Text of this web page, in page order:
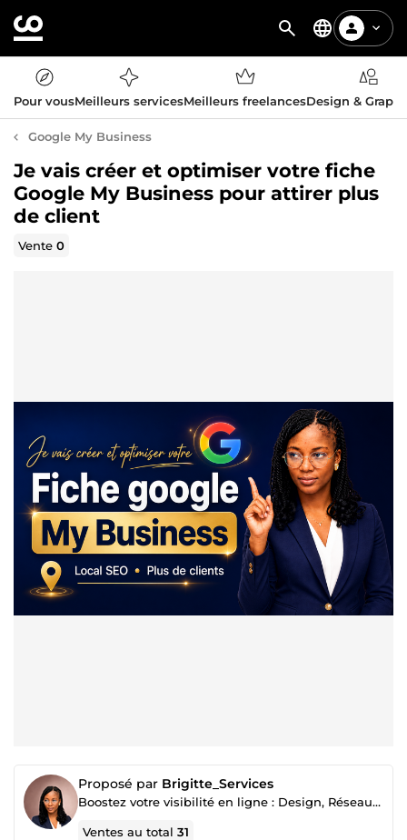
Pour vousMeilleurs servicesMeilleurs freelancesDesign &
Google My Business
Je vais créer et optimiser votre fiche
Google My Business pour attirer plus
de client
Vente0
Proposé par Brigitte_Services
Boostez votre visibilité en ligne : Design, Réseaux Sociaux & Marketing Digital !
Ventes au total31